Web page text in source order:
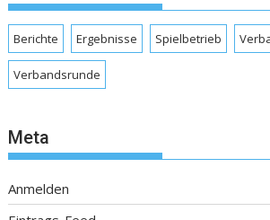
Berichte Ergebnisse Spielbetrieb
Verbandsrunde
Meta
Anmelden